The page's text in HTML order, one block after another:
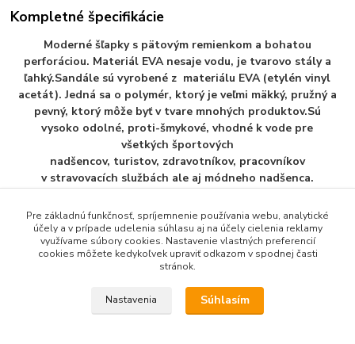
Kompletné špecifikácie
Moderné šľapky s pätovým remienkom a bohatou
perforáciou. Materiál EVA nesaje vodu, je tvarovo stály a
ľahký.Sandále sú vyrobené z materiálu EVA (etylén vinyl
acetát). Jedná sa o polymér, ktorý je veľmi mäkký, pružný a
pevný, ktorý môže byť v tvare mnohých produktov.Sú
vysoko odolné, proti-šmykové, vhodné k vode pre
všetkých športových
nadšencov, turistov, zdravotníkov, pracovníkov
v stravovacích službách ale aj módneho nadšenca.
Tovar zaradený v kategóriách
Pre základnú funkčnosť, spríjemnenie používania webu, analytické
účely a v prípade udelenia súhlasu aj na účely cielenia reklamy
využívame súbory cookies. Nastavenie vlastných preferencií
cookies môžete kedykoľvek upraviť odkazom v spodnej časti
stránok.
Nastavenia Súhlasím